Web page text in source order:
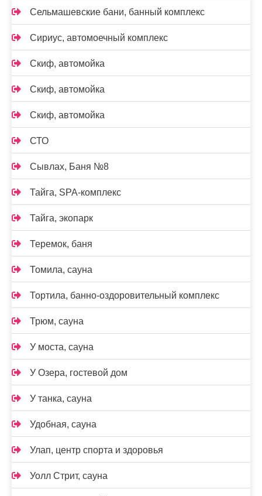
Сельмашевские бани, банный комплекс
Сириус, автомоечный комплекс
Скиф, автомойка
Скиф, автомойка
Скиф, автомойка
СТО
Сывлах, Баня №8
Тайга, SPA-комплекс
Тайга, экопарк
Теремок, баня
Томила, сауна
Тортила, банно-оздоровительный комплекс
Трюм, сауна
У моста, сауна
У Озера, гостевой дом
У танка, сауна
Удобная, сауна
Улап, центр спорта и здоровья
Уолл Стрит, сауна